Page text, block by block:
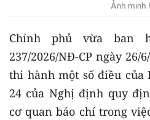
Ảnh minh
Chính phủ vừa ban
237/2026/NĐ-CP ngày
thi hành một số điều của
24 của Nghị định quy
cơ quan báo chí trong